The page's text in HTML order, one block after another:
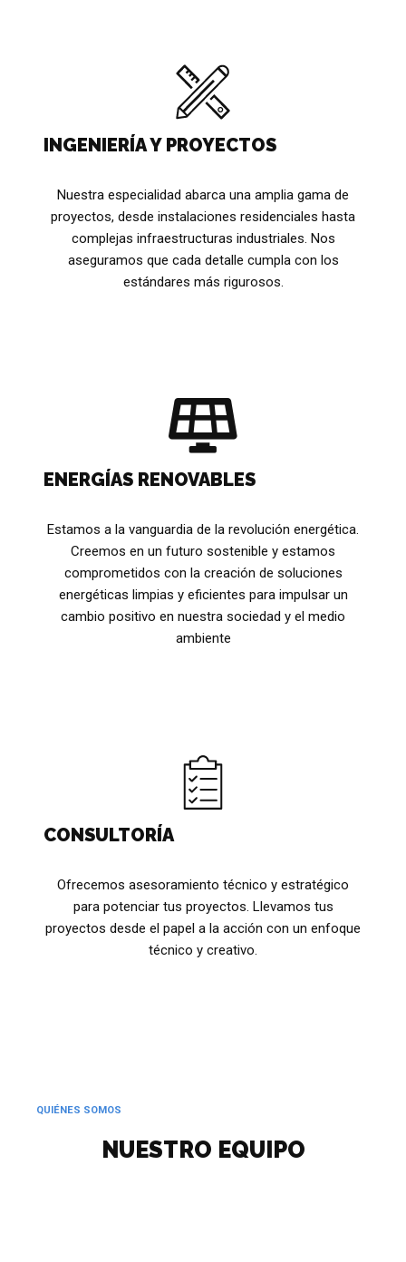
INGENIERÍA Y PROYECTOS
Nuestra especialidad abarca una amplia gama de
proyectos, desde instalaciones residenciales hasta
complejas infraestructuras industriales. Nos
aseguramos que cada detalle cumpla con los
estándares más rigurosos.
ENERGÍAS RENOVABLES
Estamos a la vanguardia de la revolución energética.
Creemos en un futuro sostenible y estamos
comprometidos con la creación de soluciones
energéticas limpias y eficientes para impulsar un
cambio positivo en nuestra sociedad y el medio
ambiente
CONSULTORÍA
Ofrecemos asesoramiento técnico y estratégico
para potenciar tus proyectos. Llevamos tus
proyectos desde el papel a la acción con un enfoque
técnico y creativo.
QUIÉNES SOMOS
NUESTRO EQUIPO